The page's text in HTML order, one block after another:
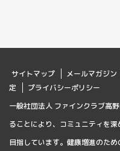
サイトマップ メールマガジン
定
プライバシーポリシー
一般社団法人 ファインクラブ高
ることにより、コミュニティを
目指しています。健康増進のた